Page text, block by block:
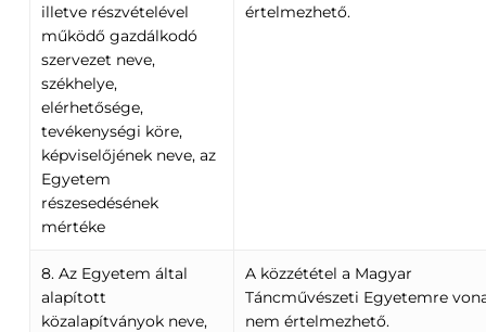
illetve részvételével
működő gazdálkodó
szervezet neve,
székhelye,
elérhetősége,
tevékenységi köre,
képviselőjének neve, az
Egyetem
részesedésének
mértéke
értelmezhető.
8. Az Egyetem által
alapított
közalapítványok neve,
A közzététel a Magyar
Táncművészeti Egyetemre
nem értelmezhető.